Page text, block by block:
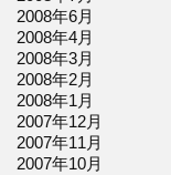
2008年6月
2008年4月
2008年3月
2008年2月
2008年1月
2007年12月
2007年11月
2007年10月